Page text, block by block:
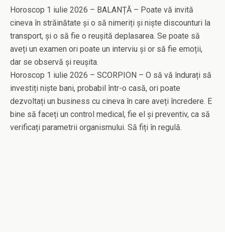
Horoscop 1 iulie 2026 – BALANȚĂ – Poate vă invită
cineva în străinătate și o să nimeriți și niște discounturi la
transport, și o să fie o reușită deplasarea. Se poate să
aveți un examen ori poate un interviu și or să fie emoții,
dar se observă și reușita.
Horoscop 1 iulie 2026 – SCORPION – O să vă îndurați să
investiți niște bani, probabil într-o casă, ori poate
dezvoltați un business cu cineva în care aveți încredere. E
bine să faceți un control medical, fie el și preventiv, ca să
verificați parametrii organismului. Să fiți în regulă.